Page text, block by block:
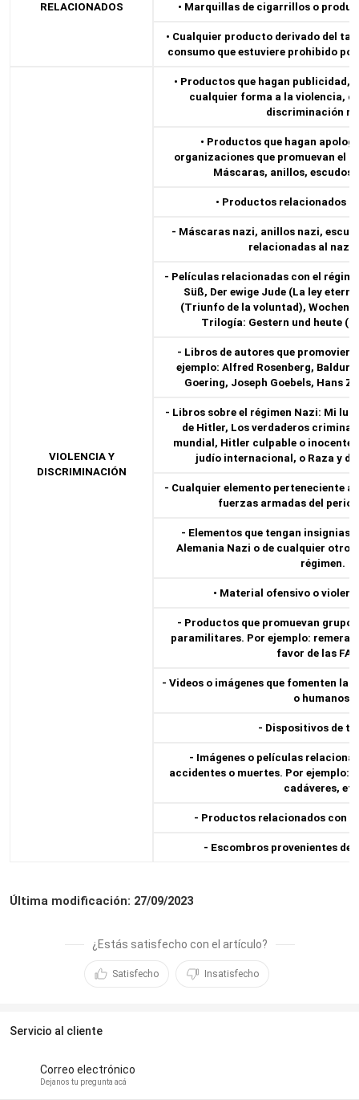
RELACIONADOS
• Marquillas de cigarrillos o
• Cualquier producto derivado del
consumo que estuviere prohibido
VIOLENCIA Y
DISCRIMINACIÓN
• Productos que hagan publicidad,
cualquier forma a la violencia,
discriminación
• Productos que hagan
organizaciones que promuevan el
Máscaras, anillos,
• Productos relacionados
- Máscaras nazi, anillos nazi,
relacionadas al
- Películas relacionadas con el
Süß, Der ewige Jude (La ley
(Triunfo de la voluntad),
Trilogía: Gestern und heute
- Libros de autores que
ejemplo: Alfred Rosenberg, Baldur
Goering, Joseph Goebels, Hans
- Libros sobre el régimen Nazi: Mi
de Hitler, Los verdaderos
mundial, Hitler culpable o inocente,
judío internacional, o Raza y
- Cualquier elemento perteneciente
fuerzas armadas del
- Elementos que tengan insignias
Alemania Nazi o de cualquier otro
régimen.
• Material ofensivo o
- Productos que promuevan
paramilitares. Por ejemplo: remeras
favor de las
- Videos o imágenes que fomenten la
o humanos.
- Dispositivos de
- Imágenes o películas
accidentes o muertes. Por ejemplo:
cadáveres,
- Productos relacionados con
- Escombros provenientes de
Última modificación: 27/09/2023
¿Estás satisfecho con el artículo?
Satisfecho Insatisfecho
Servicio al cliente
Correo electrónico
Dejanos tu pregunta acá